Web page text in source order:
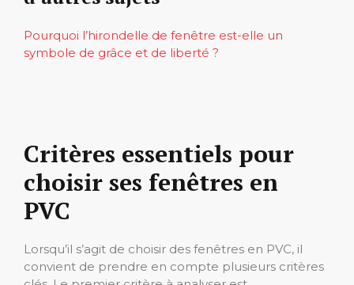
Pourquoi l’hirondelle de fenêtre est-elle un
symbole de grâce et de liberté ?
Critères essentiels pour
choisir ses fenêtres en
PVC
Lorsqu’il s’agit de choisir des fenêtres en PVC, il
convient de prendre en compte plusieurs critères